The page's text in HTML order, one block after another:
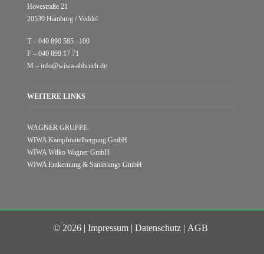
Hovestraße 21
20539 Hamburg / Veddel
T – 040 890 585 –100
F – 040 899 17 71
M – info@wiwa-abbruch.de
WEITERE LINKS
WAGNER GRUPPE
WIWA Kampfmittelbergung GmbH
WIWA Wilko Wagner GmbH
WIWA Entkernung & Sanierungs GmbH
© 2026 |Impressum |Datenschutz | AGB